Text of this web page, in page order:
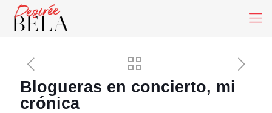
Blogueras en concierto, mi
crónica